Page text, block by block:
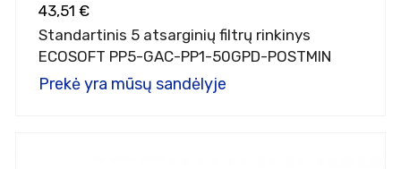
43,51 €
Standartinis 5 atsarginių filtrų rinkinys
ECOSOFT PP5-GAC-PP1-50GPD-POSTMIN
Prekė yra mūsų sandėlyje